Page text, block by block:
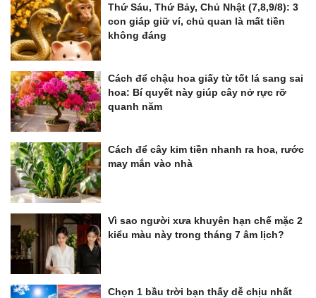
Thứ Sáu, Thứ Bảy, Chủ Nhật (7,8,9/8): 3
con giáp giữ ví, chủ quan là mất tiền
không đáng
Cách để chậu hoa giấy từ tốt lá sang sai
hoa: Bí quyết này giúp cây nở rực rỡ
quanh năm
Cách để cây kim tiền nhanh ra hoa, rước
may mắn vào nhà
Vì sao người xưa khuyên hạn chế mặc 2
kiểu màu này trong tháng 7 âm lịch?
Chọn 1 bầu trời bạn thấy dễ chịu nhất